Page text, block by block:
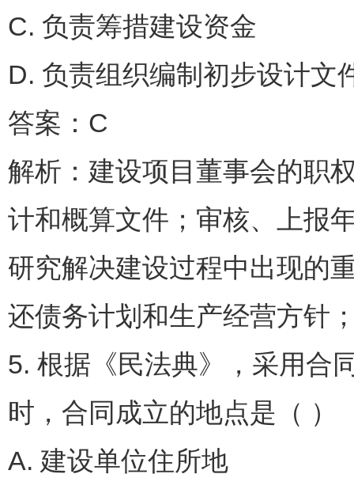
C. 负责筹措建设资金
D. 负责组织编制初步设计文
答案：C
解析：建设项目董事会的职
计和概算文件；审核、上报
研究解决建设过程中出现的
还债务计划和生产经营方针
5. 根据《民法典》，采用合
时，合同成立的地点是（ ）
A. 建设单位住所地